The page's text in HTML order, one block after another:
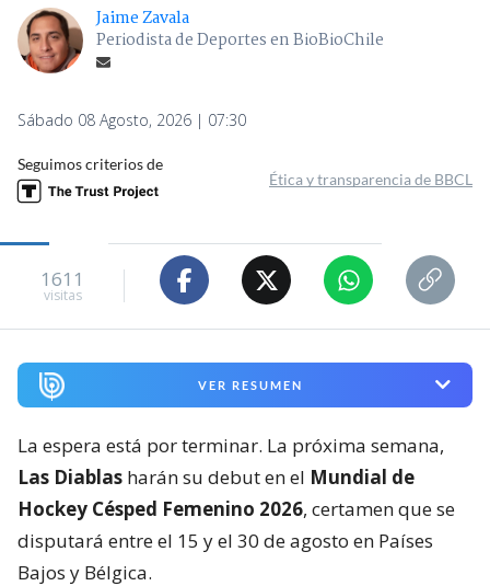
Jaime Zavala
Periodista de Deportes en BioBioChile
Sábado 08 Agosto, 2026 | 07:30
Seguimos criterios de
Ética y transparencia de BBCL
1611
visitas
VER RESUMEN
La espera está por terminar. La próxima semana,
Las Diablas harán su debut en el Mundial de
Hockey Césped Femenino 2026, certamen que se
disputará entre el 15 y el 30 de agosto en Países
Bajos y Bélgica.